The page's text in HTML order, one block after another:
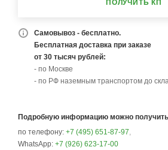
ПОЛУЧИТЬ КП
Самовывоз - бесплатно.
Бесплатная доставка при заказе
от 30 тысяч рублей:
- по Москве
- по РФ наземным транспортом до
Подробную информацию можно
по телефону: +7 (495) 651-87-97,
WhatsApp: +7 (926) 623-17-00